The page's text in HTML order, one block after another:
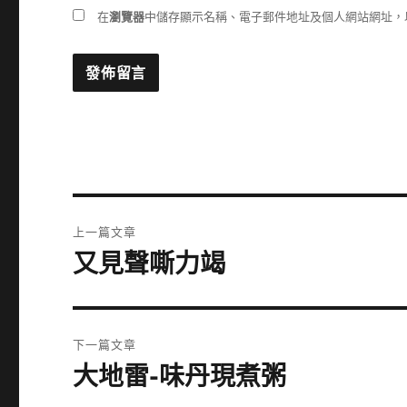
在瀏覽器中儲存顯示名稱、電子郵件地址及個人網站網址
章
上一篇文章
上
篇
文
章:
又見聲嘶力竭
下一篇文章
下
大地雷-味丹現煮粥